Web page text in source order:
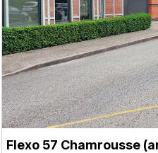
Flexo 57 Chamrousse